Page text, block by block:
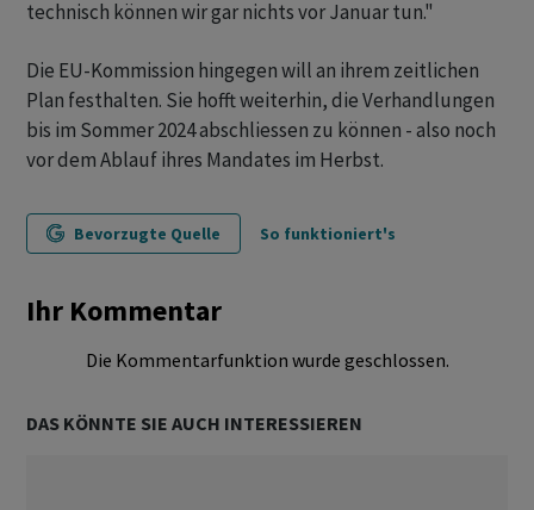
technisch können wir gar nichts vor Januar tun."
Die EU-Kommission hingegen will an ihrem zeitlichen
Plan festhalten. Sie hofft weiterhin, die Verhandlungen
bis im Sommer 2024 abschliessen zu können - also noch
vor dem Ablauf ihres Mandates im Herbst.
Bevorzugte Quelle So funktioniert's
Ihr Kommentar
Die Kommentarfunktion wurde geschlossen.
DAS KÖNNTE SIE AUCH INTERESSIEREN